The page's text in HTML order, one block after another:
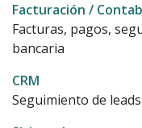
Facturación /
Facturas, pagos,
bancaria
CRM
Seguimiento de